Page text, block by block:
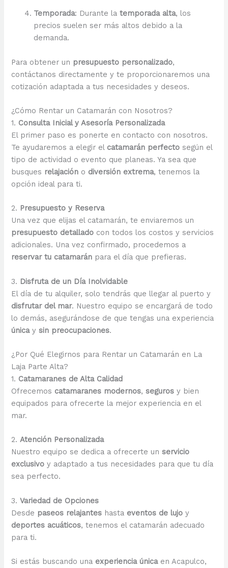
Temporada: Durante latemporada alta, los
precios suelen ser más altos debido a la
demanda.
Para obtener un presupuesto personalizado,
contáctanos directamente y te proporcionaremos una
cotización adaptada a tus necesidades y deseos.
¿Cómo Rentar un Catamarán con Nosotros?
1. Consulta Inicial y Asesoría Personalizada
El primer paso es ponerte en contacto con nosotros.
Te ayudaremos a elegir el catamarán perfecto según el
tipo de actividad o evento que planeas. Ya sea que
busques relajación o diversión extrema, tenemos la
opción ideal para ti.
2. Presupuesto y Reserva
Una vez que elijas el catamarán, te enviaremos un
presupuesto detallado con todos los costos y servicios
adicionales. Una vez confirmado, procedemos a
reservar tu catamarán para el día que prefieras.
3. Disfruta de un Día Inolvidable
El día de tu alquiler, solo tendrás que llegar al puerto y
disfrutar del mar. Nuestro equipo se encargará de todo
lo demás, asegurándose de que tengas una experiencia
únicaysin preocupaciones.
¿Por Qué Elegirnos para Rentar un Catamarán en La
Laja Parte Alta?
1. Catamaranes de Alta Calidad
Ofrecemos catamaranes modernos,seguros y bien
equipados para ofrecerte la mejor experiencia en el
mar.
2.Atención Personalizada
Nuestro equipo se dedica a ofrecerte unservicio
exclusivo y adaptado a tus necesidades para que tu día
sea perfecto.
3.Variedad de Opciones
Desde paseos relajantes hasta eventos de lujo y
deportes acuáticos, tenemos el catamarán adecuado
para ti.
Si estás buscando una experiencia únicaen Acapulco,